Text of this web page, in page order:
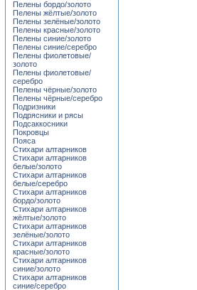
Пелены бордо/золото
Пелены жёлтые/золото
Пелены зелёные/золото
Пелены красные/золото
Пелены синие/золото
Пелены синие/серебро
Пелены фиолетовые/
золото
Пелены фиолетовые/
серебро
Пелены чёрные/золото
Пелены чёрные/серебро
Подризники
Подрясники и рясы
Подсаккосники
Покровцы
Пояса
Стихари алтарников
Стихари алтарников
белые/золото
Стихари алтарников
белые/серебро
Стихари алтарников
бордо/золото
Стихари алтарников
жёлтые/золото
Стихари алтарников
зелёные/золото
Стихари алтарников
красные/золото
Стихари алтарников
синие/золото
Стихари алтарников
синие/серебро